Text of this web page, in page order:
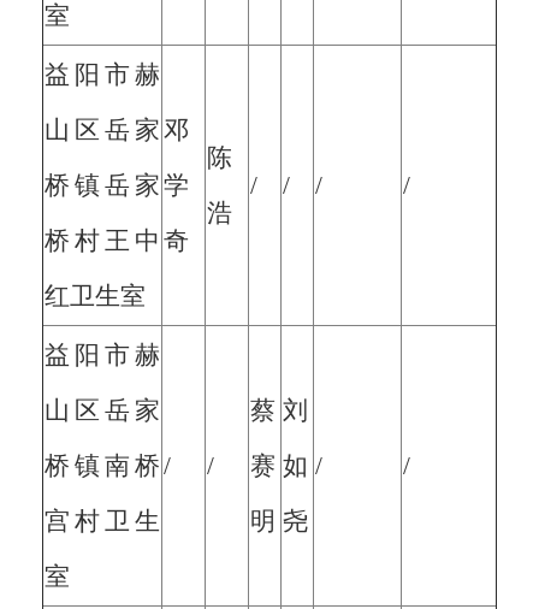
室
益阳市赫
山区岳家
桥镇岳家
桥村王中
红卫生室
邓
学
奇
陈
浩
/ / / /
益阳市赫
山区岳家
桥镇南桥
宫村卫生
室
/ /
蔡
赛
明
刘
如
尧
/ /